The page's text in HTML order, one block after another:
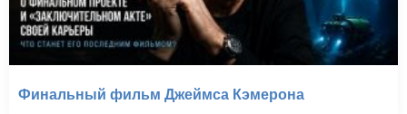
Финальный фильм Джеймса Кэмерона